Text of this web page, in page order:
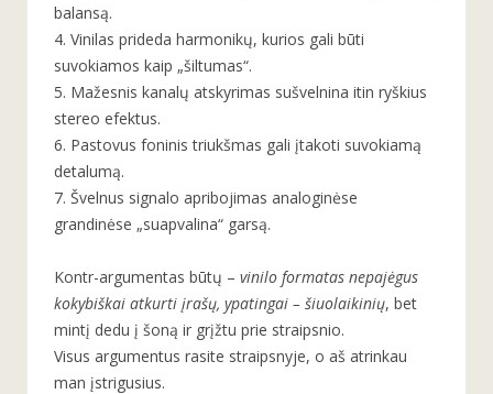
balansą.
4. Vinilas prideda harmonikų, kurios gali būti
suvokiamos kaip „šiltumas“.
5. Mažesnis kanalų atskyrimas sušvelnina itin ryškius
stereo efektus.
6. Pastovus foninis triukšmas gali įtakoti suvokiamą
detalumą.
7. Švelnus signalo apribojimas analoginėse
grandinėse „suapvalina“ garsą.
Kontr-argumentas būtų – vinilo formatas nepajėgus
kokybiškai atkurti įrašų, ypatingai – šiuolaikinių, bet
mintį dedu į šoną ir grįžtu prie straipsnio.
Visus argumentus rasite straipsnyje, o aš atrinkau
man įstrigusius.